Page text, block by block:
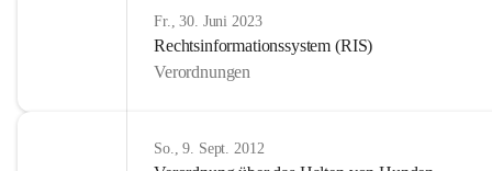
Fr., 30. Juni 2023
Rechtsinformationssystem (RIS)
Verordnungen
So., 9. Sept. 2012